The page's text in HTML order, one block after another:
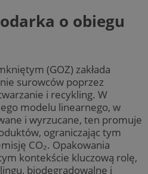
o obiegu
(GOZ) zakłada
surowców poprzez
i recykling. W
modelu linearnego, w
i wyrzucane, ten promuje
ograniczając tym
CO₂. Opakowania
kontekście kluczową rolę,
biodegradowalne i